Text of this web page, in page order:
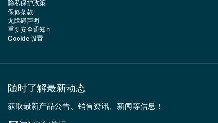
隐私保护政策
保修条款
无障碍声明
重要安全通知
Cookie 设置
随时了解最新动态
获取最新产品公告、销售资讯、新闻等信息！